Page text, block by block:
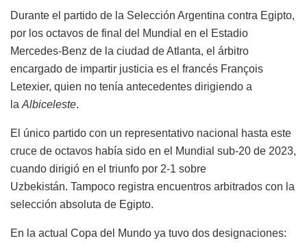
Durante el partido de la Selección Argentina contra Egipto,
por los octavos de final del Mundial en el Estadio
Mercedes-Benz de la ciudad de Atlanta, el árbitro
encargado de impartir justicia es el francés François
Letexier, quien no tenía antecedentes dirigiendo a
laAlbiceleste.
El único partido con un representativo nacional hasta este
cruce de octavos había sido en el Mundial sub-20 de 2023,
cuando dirigió en el triunfo por 2-1 sobre
Uzbekistán. Tampoco registra encuentros arbitrados con la
selección absoluta de Egipto.
En la actual Copa del Mundo ya tuvo dos designaciones: